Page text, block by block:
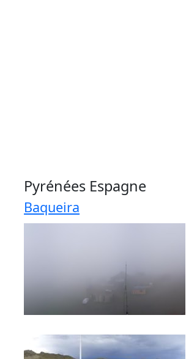
Pyrénées Espagne
Baqueira